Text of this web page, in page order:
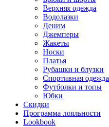
Верхняя одежда
Водолазки
Деним
Джемперы
Жакеты
Носки
Платья
Рубашки и блузки
Спортивная одежда
Футболки и топы
Юбки
Скидки
Программа лояльности
Lookbook